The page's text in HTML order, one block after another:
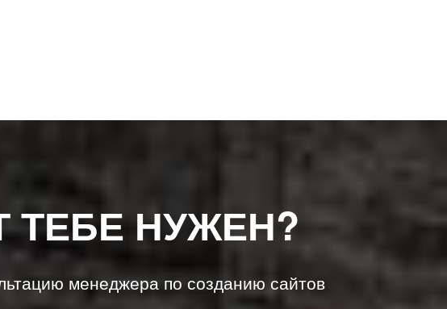
ТЕБЕ НУЖЕН?
менеджера по созданию сайтов